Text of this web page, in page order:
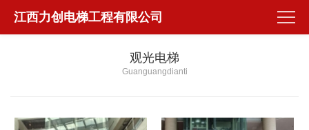
江西力创电梯工程有限公司
观光电梯
Guanguangdianti